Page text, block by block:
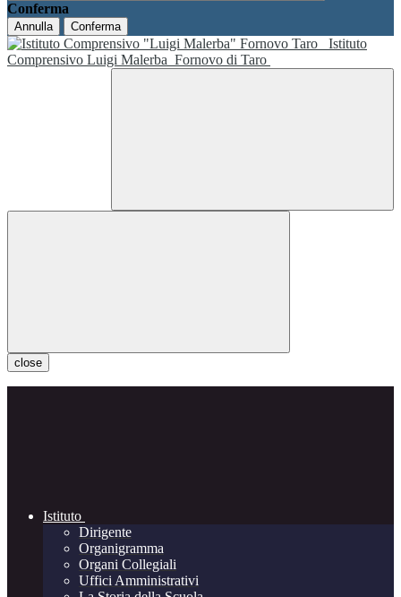
Conferma
Annulla Conferma
Istituto
Comprensivo Luigi Malerba Fornovo di Taro
close
Istituto
Dirigente
Organigramma
Organi Collegiali
Uffici Amministrativi